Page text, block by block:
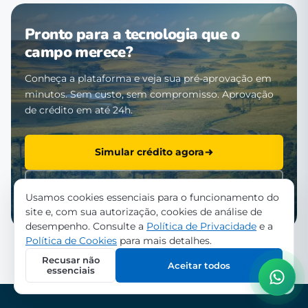
Pronto para a tecnologia que o
campo merece?
Conheça a plataforma e veja sua pré-aprovação em
minutos. Sem custo, sem compromisso. Aprovação
de crédito em até 24h.
Simular crédito agora
Usamos cookies essenciais para o funcionamento do
site e, com sua autorização, cookies de análise de
desempenho. Consulte a Política de Privacidade e a
Política de Cookies para mais detalhes.
Recusar não
essenciais
Aceitar todos